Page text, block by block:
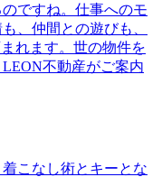
ですね。仕事へのモ
、仲間との遊びも、
れます。世の物件を
不動産がご案内
こなし術とキーとな